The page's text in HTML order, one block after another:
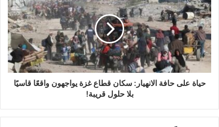
حياة على حافة الانهيار: سكان قطاع غزة يواجهون واقعًا قاسيًا
بلا حلول قريبة!